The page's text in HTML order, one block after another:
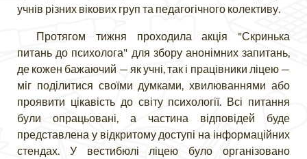
учнів різних вікових груп та педагогічного колективу.
Протягом тижня проходила акція "Скринька
питань до психолога" для збору анонімних запитань,
де кожен бажаючий — як учні, так і працівники ліцею —
міг поділитися своїми думками, хвилюваннями або
проявити цікавість до світу психології. Всі питання
були опрацьовані, а частина відповідей буде
представлена у відкритому доступі на інформаційних
стендах. У вестибюлі ліцею було організовано